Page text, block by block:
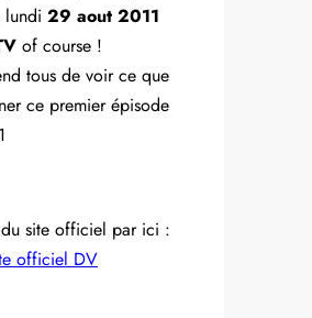
lundi 29 aout 2011
of course !
tous de voir ce que
ce premier épisode
site officiel par ici :
officiel DV